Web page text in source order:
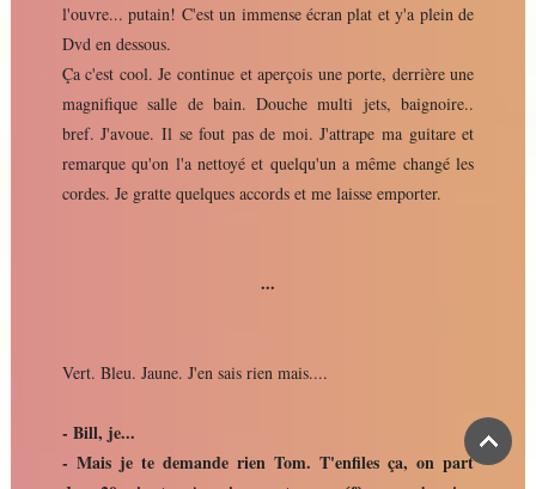
l'ouvre... putain! C'est un immense écran plat et y'a plein de
Dvd en dessous.
Ça c'est cool. Je continue et aperçois une porte, derrière une
magnifique salle de bain. Douche multi jets, baignoire..
bref. J'avoue. Il se fout pas de moi. J'attrape ma guitare et
remarque qu'on l'a nettoyé et quelqu'un a même changé les
cordes. Je gratte quelques accords et me laisse emporter.
...
Vert. Bleu. Jaune. J'en sais rien mais....
- Bill, je...
- Mais je te demande rien Tom. T'enfiles ça, on part